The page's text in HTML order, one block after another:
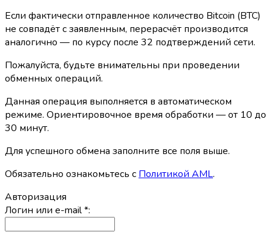
Если фактически отправленное количество Bitcoin (BTC)
не совпадёт с заявленным, перерасчёт производится
аналогично — по курсу после 32 подтверждений сети.
Пожалуйста, будьте внимательны при проведении
обменных операций.
Данная операция выполняется в автоматическом
режиме. Ориентировочное время обработки — от 10 до
30 минут.
Для успешного обмена заполните все поля выше.
Обязательно ознакомьтесь с Политикой AML.
Авторизация
Логин или e-mail*: